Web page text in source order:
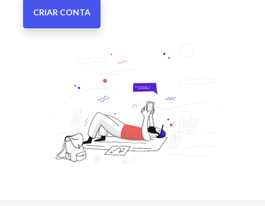
CRIAR CONTA